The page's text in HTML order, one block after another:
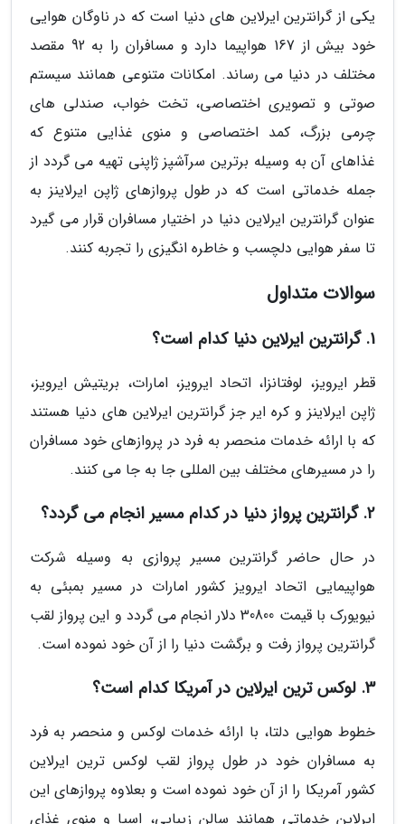
یکی از گرانترین ایرلاین های دنیا است که در ناوگان هوایی
خود بیش از 167 هواپیما دارد و مسافران را به 92 مقصد
مختلف در دنیا می رساند. امکانات متنوعی همانند سیستم
صوتی و تصویری اختصاصی، تخت خواب، صندلی های
چرمی بزرگ، کمد اختصاصی و منوی غذایی متنوع که
غذاهای آن به وسیله برترین سرآشپز ژاپنی تهیه می گردد از
جمله خدماتی است که در طول پروازهای ژاپن ایرلاینز به
عنوان گرانترین ایرلاین دنیا در اختیار مسافران قرار می گیرد
تا سفر هوایی دلچسب و خاطره انگیزی را تجربه کنند.
سوالات متداول
1. گرانترین ایرلاین دنیا کدام است؟
قطر ایرویز، لوفتانزا، اتحاد ایرویز، امارات، بریتیش ایرویز،
ژاپن ایرلاینز و کره ایر جز گرانترین ایرلاین های دنیا هستند
که با ارائه خدمات منحصر به فرد در پروازهای خود مسافران
را در مسیرهای مختلف بین المللی جا به جا می کنند.
2. گرانترین پرواز دنیا در کدام مسیر انجام می گردد؟
در حال حاضر گرانترین مسیر پروازی به وسیله شرکت
هواپیمایی اتحاد ایرویز کشور امارات در مسیر بمبئی به
نیویورک با قیمت 30800 دلار انجام می گردد و این پرواز لقب
گرانترین پرواز رفت و برگشت دنیا را از آن خود نموده است.
3. لوکس ترین ایرلاین در آمریکا کدام است؟
خطوط هوایی دلتا، با ارائه خدمات لوکس و منحصر به فرد
به مسافران خود در طول پرواز لقب لوکس ترین ایرلاین
کشور آمریکا را از آن خود نموده است و بعلاوه پروازهای این
ایرلاین خدماتی همانند سالن زیبایی، اسپا و منوی غذای